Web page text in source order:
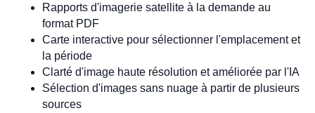
Rapports d'imagerie satellite à la demande au
format PDF
Carte interactive pour sélectionner l'emplacement et
la période
Clarté d'image haute résolution et améliorée par l'IA
Sélection d'images sans nuage à partir de plusieurs
sources